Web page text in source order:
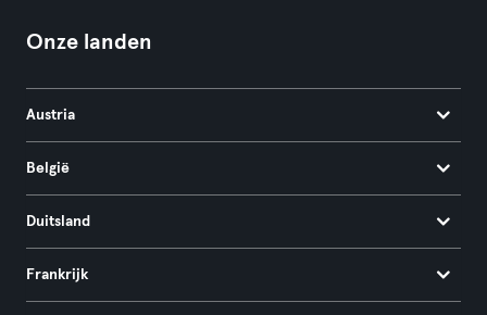
Onze landen
Austria
België
Duitsland
Frankrijk